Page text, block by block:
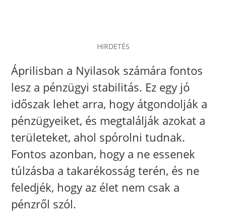
HIRDETÉS
Áprilisban a Nyilasok számára fontos
lesz a pénzügyi stabilitás. Ez egy jó
időszak lehet arra, hogy átgondolják a
pénzügyeiket, és megtalálják azokat a
területeket, ahol spórolni tudnak.
Fontos azonban, hogy a ne essenek
túlzásba a takarékosság terén, és ne
feledjék, hogy az élet nem csak a
pénzről szól.